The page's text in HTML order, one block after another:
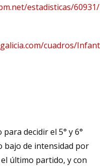
estadisticas/60931/
cuadros/
decidir el 5° y 6°
bajo de intensidad por
último partido, y con